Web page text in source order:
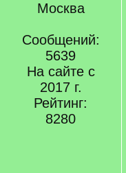
Москва
Сообщений:
5639
На сайте с
2017 г.
Рейтинг:
8280